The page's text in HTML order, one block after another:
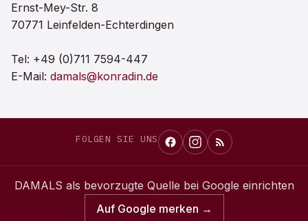
Ernst-Mey-Str. 8
70771 Leinfelden-Echterdingen
Tel: +49 (0)711 7594-447
E-Mail: damals@konradin.de
FOLGEN SIE UNS
DAMALS als bevorzugte Quelle bei Google einrichten
Auf Google merken →